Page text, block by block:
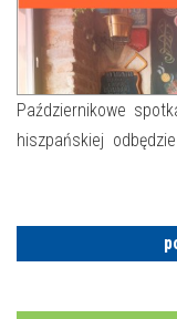
WYDARZYŁO
STREFA WIEDZY
STREFA KOLORU
FORMY STAŁE
NASZE FILIE
WYDARZENIA
Październikowe
hiszpańskiej